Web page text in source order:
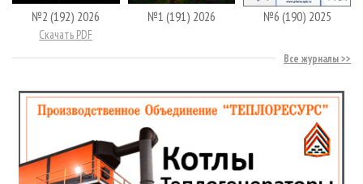
№2 (192) 2026
Скачать PDF
№1 (191) 2026 №6 (190) 2025
Все журналы